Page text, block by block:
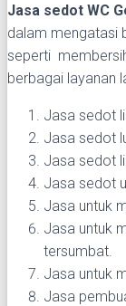
Jasa sedot WC
dalam mengatasi
seperti
berbagai layanan
Jasa sedot
Jasa sedot
Jasa sedot
Jasa sedot
Jasa untuk
Jasa untuk
tersumbat.
Jasa untuk
Jasa